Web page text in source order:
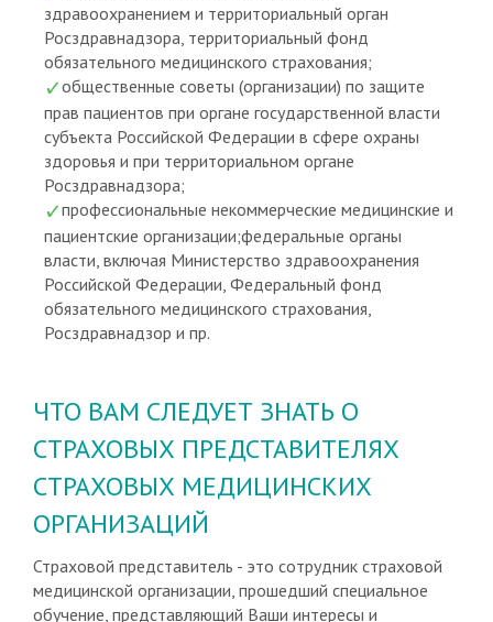
здравоохранением и территориальный орган
Росздравнадзора, территориальный фонд
обязательного медицинского страхования;
общественные советы (организации) по защите
прав пациентов при органе государственной власти
субъекта Российской Федерации в сфере охраны
здоровья и при территориальном органе
Росздравнадзора;
профессиональные некоммерческие медицинские и
пациентские организации;федеральные органы
власти, включая Министерство здравоохранения
Российской Федерации, Федеральный фонд
обязательного медицинского страхования,
Росздравнадзор и пр.
ЧТО ВАМ СЛЕДУЕТ ЗНАТЬ О
СТРАХОВЫХ ПРЕДСТАВИТЕЛЯХ
СТРАХОВЫХ МЕДИЦИНСКИХ
ОРГАНИЗАЦИЙ
Страховой представитель - это сотрудник страховой
медицинской организации, прошедший специальное
обучение, представляющий Ваши интересы и